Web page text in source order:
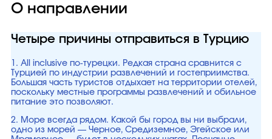
О направлении
Четыре причины отправиться в Турцию
1. All inclusive по-турецки. Редкая страна сравнится с
Турцией по индустрии развлечений и гостеприимства.
Большая часть туристов отдыхает на территории отелей,
поскольку местные программы развлечений и обильное
питание это позволяют.
2. Море всегда рядом. Какой бы город вы ни выбрали,
одно из морей — Черное, Средиземное, Эгейское или